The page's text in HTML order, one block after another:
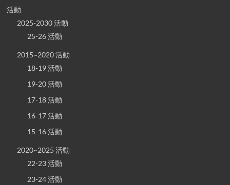
活動
2025-2030 活動
25-26 活動
2015~2020 活動
18-19 活動
19-20 活動
17-18 活動
16-17 活動
15-16 活動
2020~2025 活動
22-23 活動
23-24 活動